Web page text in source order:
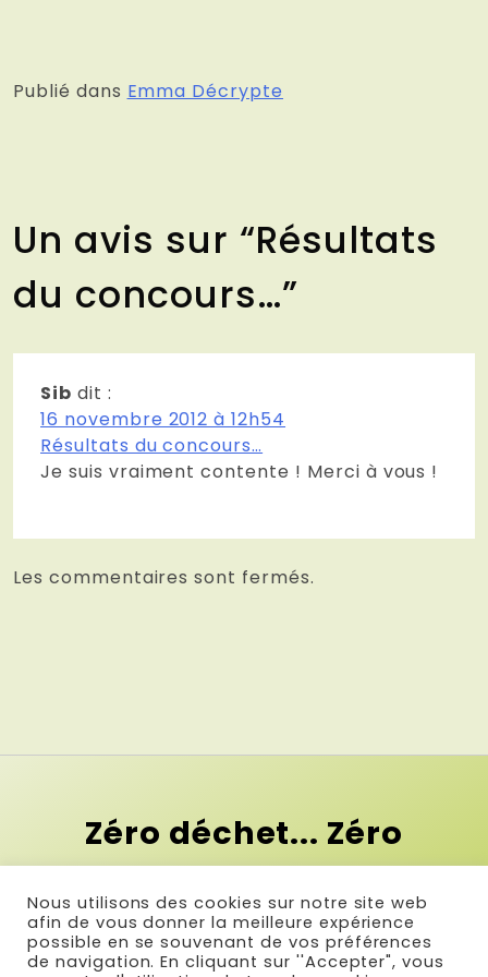
Publié dans Emma Décrypte
Un avis sur “Résultats
du concours…”
Sib dit :
16 novembre 2012 à 12h54
Résultats du concours…
Je suis vraiment contente ! Merci à vous !
Les commentaires sont fermés.
Zéro déchet... Zéro
contrainte !
Et si le premier pas vers le zéro
déchet c'était la simplicité ?
Nous utilisons des cookies sur notre site web
afin de vous donner la meilleure expérience
possible en se souvenant de vos préférences
de navigation. En cliquant sur ''Accepter", vous